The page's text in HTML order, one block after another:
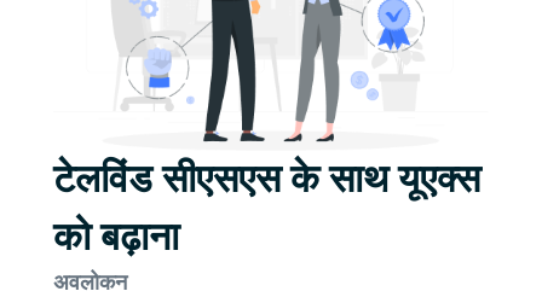
टेलविंड सीएसएस के साथ यूएक्स
को बढ़ाना
अवलोकन